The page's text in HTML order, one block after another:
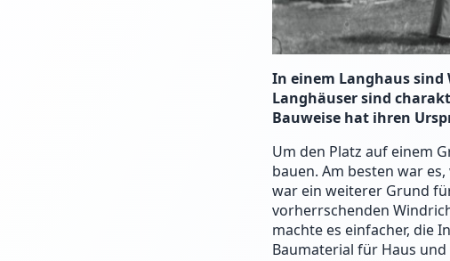
In einem Langhaus
Langhäuser sind
Bauweise hat ihren
Um den Platz auf einem
bauen. Am besten war
war ein weiterer Grund
vorherrschenden
machte es einfacher, die
Baumaterial für Haus